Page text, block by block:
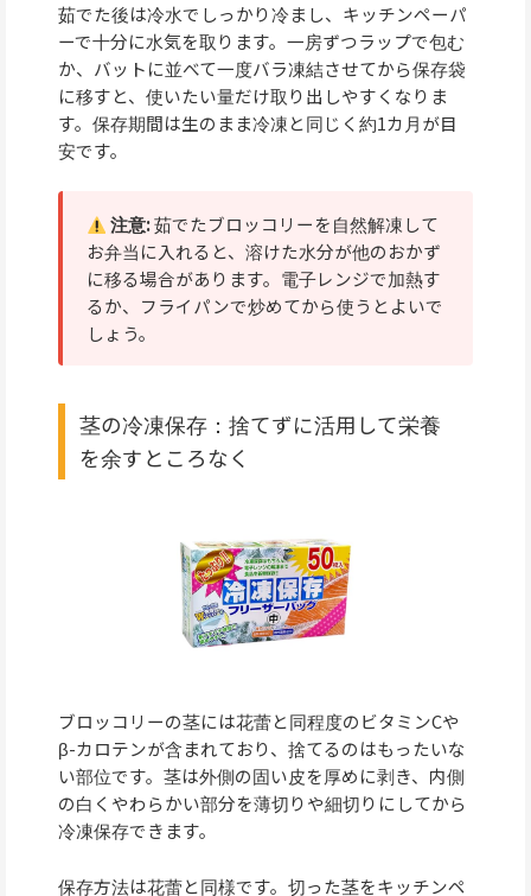
茹でた後は冷水でしっかり冷まし、キッチンペーパ
ーで十分に水気を取ります。一房ずつラップで包む
か、バットに並べて一度バラ凍結させてから保存袋
に移すと、使いたい量だけ取り出しやすくなりま
す。保存期間は生のまま冷凍と同じく約1カ月が目
安です。
注意:茹でたブロッコリーを自然解凍して
お弁当に入れると、溶けた水分が他のおかず
に移る場合があります。電子レンジで加熱す
るか、フライパンで炒めてから使うとよいで
しょう。
茎の冷凍保存：捨てずに活用して栄養
を余すところなく
ブロッコリーの茎には花蕾と同程度のビタミンCや
β-カロテンが含まれており、捨てるのはもったいな
い部位です。茎は外側の固い皮を厚めに剥き、内側
の白くやわらかい部分を薄切りや細切りにしてから
冷凍保存できます。
保存方法は花蕾と同様です。切った茎をキッチンペ